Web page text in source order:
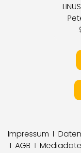
Impressum I
I AGB I